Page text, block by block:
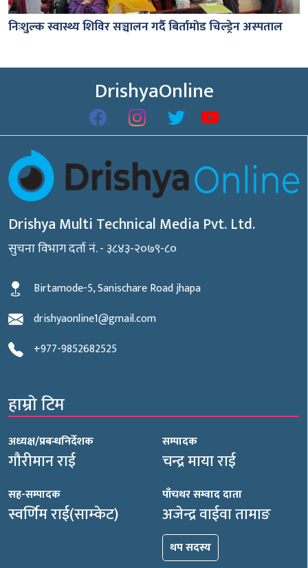
निःशुल्क स्वास्थ्य शिविर सञ्चालन गर्दै बिर्तामोड चिल्ड्रेन अस्पताल
DrishyaOnline
Drishya Multi Technical Media Pvt. Ltd.
सुचना विभाग दर्ता नं. - ३८४३-२०७९-८०
Birtamode-5, Sanischare Road jhapa
drishyaonline1@gmail.com
+977-9852682525
हाम्रो टिम
अध्यक्ष/प्रबन्धनिर्देशक
गौरीमान राई
सम्पादक
चन्द्र माया राई
सह-सम्पादक
स्वर्णिम राई(साम्केट)
पाँचथर सम्वाद दाता
अजेन्द्र वाईवा तामाङ
थप सदस्य